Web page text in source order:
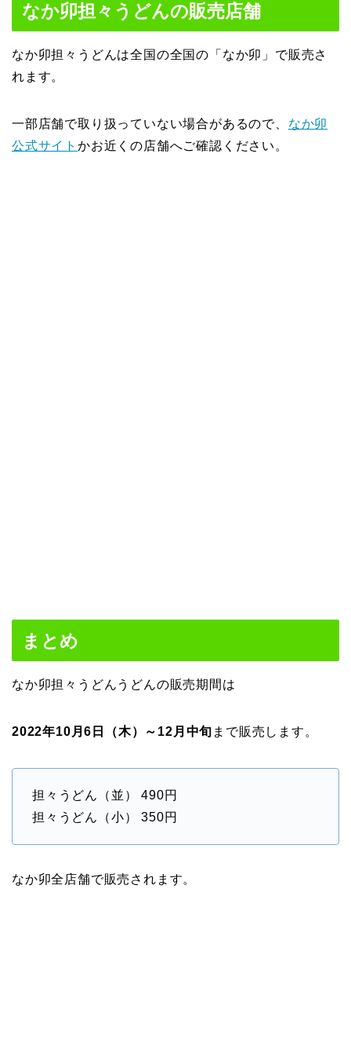
なか卯担々うどんの販売店舗
なか卯担々うどんは全国の全国の「なか卯」で販売さ
れます。
一部店舗で取り扱っていない場合があるので、 なか卯
公式サイト かお近くの店舗へご確認ください。
まとめ
なか卯担々うどんうどんの販売期間は
2022年10月6日（木）～12月中旬 まで販売します。
担々うどん（並） 490円
担々うどん（小） 350円
なか卯全店舗で販売されます。